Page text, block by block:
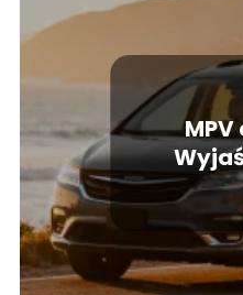
MPV
tego